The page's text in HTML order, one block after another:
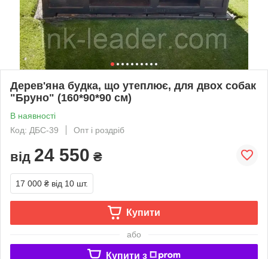
Дерев'яна будка, що утеплює, для двох собак
"Бруно" (160*90*90 см)
В наявності
Код: ДБС-39
Опт і роздріб
від 24 550 ₴
17 000 ₴ від 10 шт.
Купити
або
Купити з